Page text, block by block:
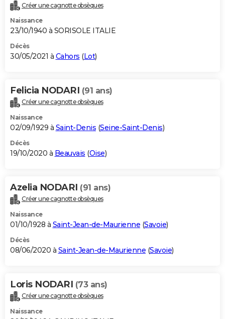
Créer une cagnotte obsèques
Naissance
23/10/1940 à SORISOLE ITALIE
Décès
30/05/2021 à Cahors (Lot)
Felicia NODARI (91 ans)
Créer une cagnotte obsèques
Naissance
02/09/1929 à Saint-Denis (Seine-Saint-Denis)
Décès
19/10/2020 à Beauvais (Oise)
Azelia NODARI (91 ans)
Créer une cagnotte obsèques
Naissance
01/10/1928 à Saint-Jean-de-Maurienne (Savoie)
Décès
08/06/2020 à Saint-Jean-de-Maurienne (Savoie)
Loris NODARI (73 ans)
Créer une cagnotte obsèques
Naissance